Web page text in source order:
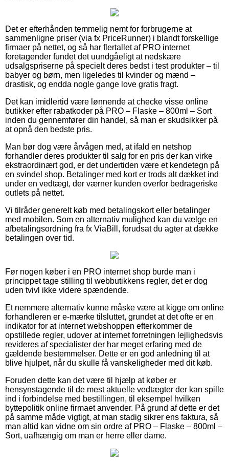
Det er efterhånden temmelig nemt for forbrugerne at
sammenligne priser (via fx PriceRunner) i blandt forskellige
firmaer på nettet, og så har flertallet af PRO internet
foretagender fundet det uundgåeligt at nedskære
udsalgspriserne på specielt deres bedst i test produkter – til
babyer og børn, men ligeledes til kvinder og mænd –
drastisk, og endda nogle gange love gratis fragt.
Det kan imidlertid være lønnende at checke visse online
butikker efter rabatkoder på PRO – Flaske – 800ml – Sort
inden du gennemfører din handel, så man er skudsikker på
at opnå den bedste pris.
Man bør dog være årvågen med, at ifald en netshop
forhandler deres produkter til salg for en pris der kan virke
ekstraordinært god, er det undertiden være et kendetegn på
en svindel shop. Betalinger med kort er trods alt dækket ind
under en vedtægt, der værner kunden overfor bedrageriske
outlets på nettet.
Vi tilråder generelt køb med betalingskort eller betalinger
med mobilen. Som en alternativ mulighed kan du vælge en
afbetalingsordning fra fx ViaBill, forudsat du agter at dække
betalingen over tid.
Før nogen køber i en PRO internet shop burde man i
princippet tage stilling til webbutikkens regler, det er dog
uden tvivl ikke videre spændende.
Et nemmere alternativ kunne måske være at kigge om online
forhandleren er e-mærke tilsluttet, grundet at det ofte er en
indikator for at internet webshoppen efterkommer de
opstillede regler, udover at internet forretningen lejlighedsvis
revideres af specialister der har meget erfaring med de
gældende bestemmelser. Dette er en god anledning til at
blive hjulpet, når du skulle få vanskeligheder med dit køb.
Foruden dette kan det være til hjælp at køber er
hensynstagende til de mest aktuelle vedtægter der kan spille
ind i forbindelse med bestillingen, til eksempel hvilken
byttepolitik online firmaet anvender. På grund af dette er det
på samme måde vigtigt, at man stadig sikrer ens faktura, så
man altid kan vidne om sin ordre af PRO – Flaske – 800ml –
Sort, uafhængig om man er herre eller dame.